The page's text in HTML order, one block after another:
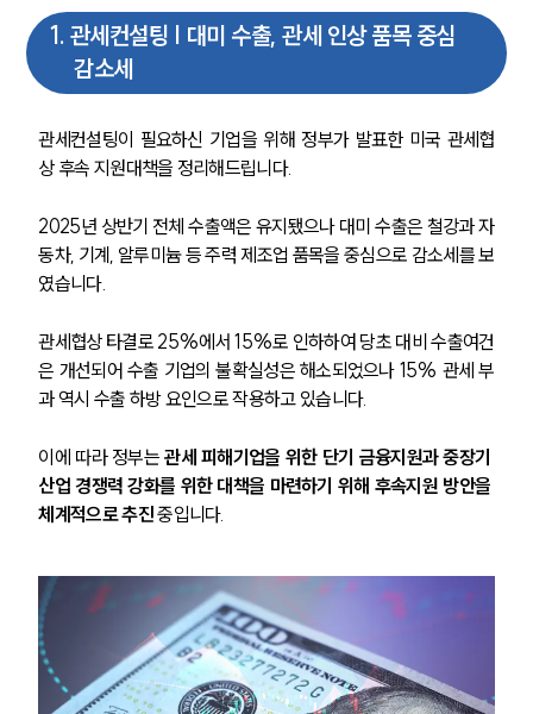
1 . 관세컨설팅 | 대미 수출, 관세 인상 품목 중심
감소세
관세컨설팅이 필요하신 기업을 위해 정부가 발표한 미국 관세협
상 후속 지원대책을 정리해드립니다.
2025년 상반기 전체 수출액은 유지됐으나 대미 수출은 철강과 자
동차, 기계, 알루미늄 등 주력 제조업 품목을 중심으로 감소세를 보
였습니다.
관세협상 타결로 25%에서 15%로 인하하여 당초 대비 수출여건
은 개선되어 수출 기업의 불확실성은 해소되었으나 15% 관세 부
과 역시 수출 하방 요인으로 작용하고 있습니다.
이에 따라 정부는 관세 피해기업을 위한 단기 금융지원과 중장기
산업 경쟁력 강화를 위한 대책을 마련하기 위해 후속지원 방안을
체계적으로 추진 중입니다.